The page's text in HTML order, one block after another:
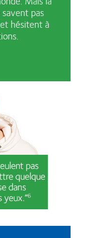
pas
hésitent à